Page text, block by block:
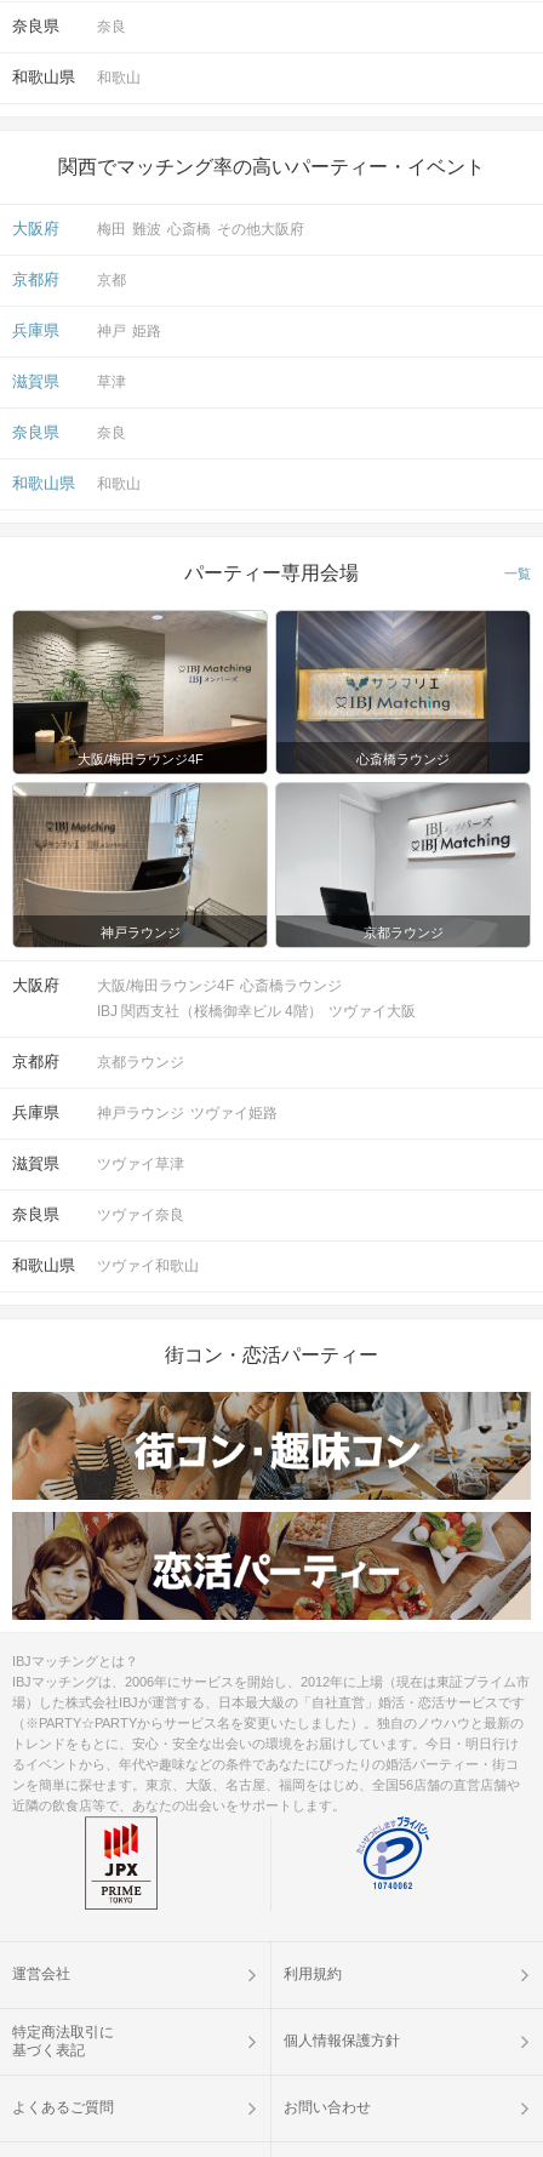
奈良県 奈良
和歌山県 和歌山
関西でマッチング率の高いパーティー・イベント
大阪府 梅田 難波 心斎橋 その他大阪府
京都府 京都
兵庫県 神戸 姫路
滋賀県 草津
奈良県 奈良
和歌山県 和歌山
パーティー専用会場 一覧
大阪/梅田ラウンジ4F 心斎橋ラウンジ
神戸ラウンジ 京都ラウンジ
大阪府 大阪/梅田ラウンジ4F 心斎橋ラウンジ
IBJ 関西支社（桜橋御幸ビル 4階）
ツヴァイ大阪
京都府 京都ラウンジ
兵庫県 神戸ラウンジ ツヴァイ姫路
滋賀県 ツヴァイ草津
奈良県 ツヴァイ奈良
和歌山県 ツヴァイ和歌山
街コン・恋活パーティー
IBJマッチングとは？
IBJマッチングは、2006年にサービスを開始し、2012年に上場（現在は東証プライム市
場）した株式会社IBJが運営する、日本最大級の「自社直営」婚活・恋活サービスです
（※PARTY☆PARTYからサービス名を変更いたしました）。独自のノウハウと最新の
トレンドをもとに、安心・安全な出会いの環境をお届けしています。今日・明日行け
るイベントから、年代や趣味などの条件であなたにぴったりの婚活パーティー・街コ
ンを簡単に探せます。東京、大阪、名古屋、福岡をはじめ、全国56店舗の直営店舗や
近隣の飲食店等で、あなたの出会いをサポートします。
運営会社 利用規約
特定商法取引に
基づく表記
個人情報保護方針
よくあるご質問 お問い合わせ